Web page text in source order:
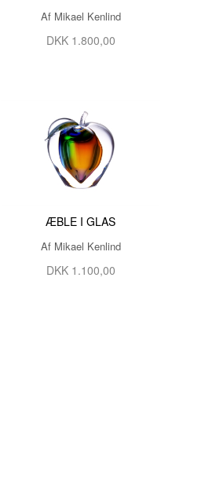
Af Mikael Kenlind
DKK 1.800,00
ÆBLE I GLAS
Af Mikael Kenlind
DKK 1.100,00